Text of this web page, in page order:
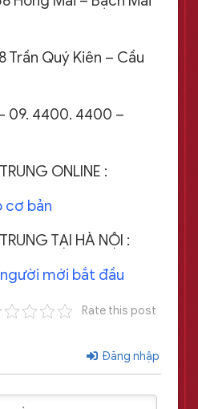
Trần Quý Kiên – Cầu
09. 4400. 4400 –
ONLINE :
cơ bản
TẠI HÀ NỘI :
mới bắt đầu
Rate this post
Đăng nhập